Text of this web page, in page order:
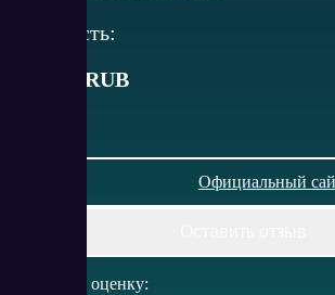
Стоимость:
RUB
Официальный
Поставить оценку: